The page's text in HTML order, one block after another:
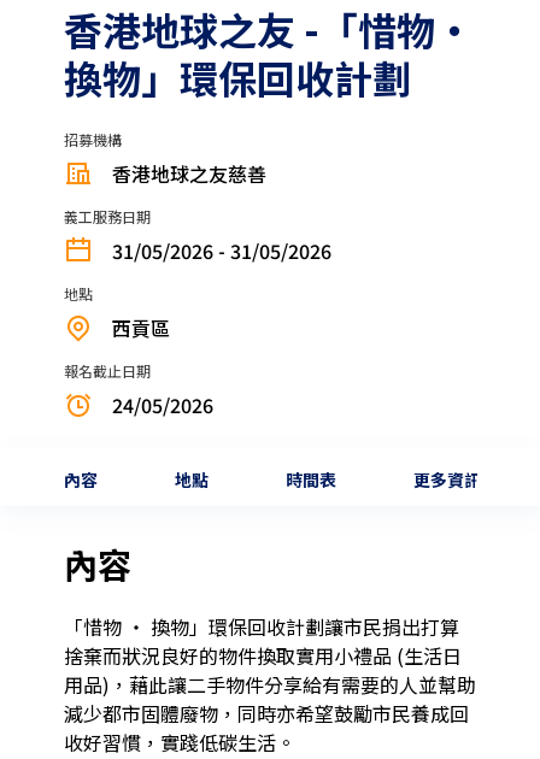
香港地球之友 -「惜物‧
換物」環保回收計劃
招募機構
香港地球之友慈善
義工服務日期
31/05/2026 - 31/05/2026
地點
西貢區
報名截止日期
24/05/2026
內容 地點 時間表 更多資訊
內容
「惜物 ‧ 換物」環保回收計劃讓市民捐出打算
捨棄而狀況良好的物件換取實用小禮品 (生活日
用品)，藉此讓二手物件分享給有需要的人並幫助
減少都市固體廢物，同時亦希望鼓勵市民養成回
收好習慣，實踐低碳生活。